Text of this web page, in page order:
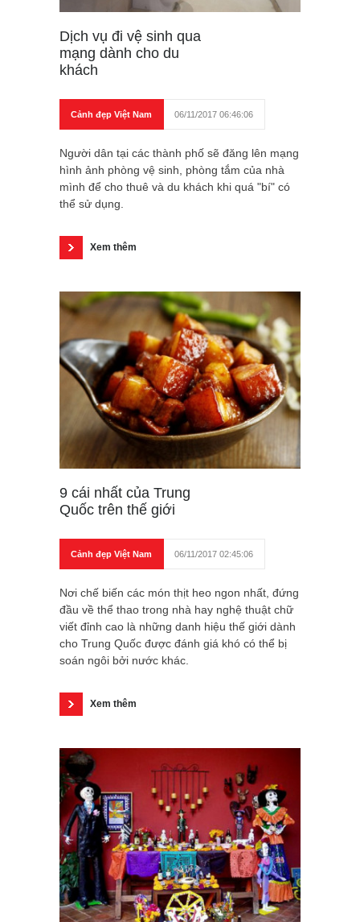
Dịch vụ đi vệ sinh qua
mạng dành cho du
khách
Cảnh đẹp Việt Nam 06/11/2017 06:46:06
Người dân tại các thành phố sẽ đăng lên mạng
hình ảnh phòng vệ sinh, phòng tắm của nhà
mình để cho thuê và du khách khi quá "bí" có
thể sử dụng.
Xem thêm
9 cái nhất của Trung
Quốc trên thế giới
Cảnh đẹp Việt Nam 06/11/2017 02:45:06
Nơi chế biến các món thịt heo ngon nhất, đứng
đầu về thể thao trong nhà hay nghệ thuật chữ
viết đỉnh cao là những danh hiệu thế giới dành
cho Trung Quốc được đánh giá khó có thể bị
soán ngôi bởi nước khác.
Xem thêm